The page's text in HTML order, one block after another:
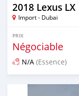
2018 Lexus LX
Import - Dubai
PRIX
Négociable
N/A (Essence)
Publié il y a presque 7